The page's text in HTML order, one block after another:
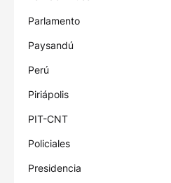
Parlamento
Paysandú
Perú
Piriápolis
PIT-CNT
Policiales
Presidencia